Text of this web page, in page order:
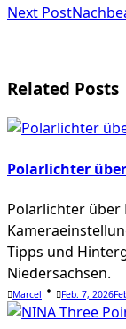
subtitle
reader-
Next Post
Related Posts
Polarlichter
Polarlichter
Tipps und
Niedersachsen.
Marcel Feb. 7, 2026